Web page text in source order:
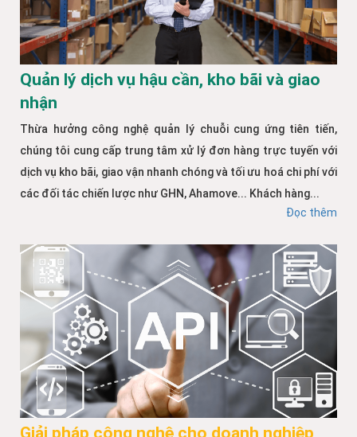
Quản lý dịch vụ hậu cần, kho bãi và giao
nhận
Thừa hưởng công nghệ quản lý chuỗi cung ứng tiên tiến,
chúng tôi cung cấp trung tâm xử lý đơn hàng trực tuyến với
dịch vụ kho bãi, giao vận nhanh chóng và tối ưu hoá chi phí với
các đối tác chiến lược như GHN, Ahamove... Khách hàng...
Đọc thêm
Giải pháp công nghệ cho doanh nghiệp